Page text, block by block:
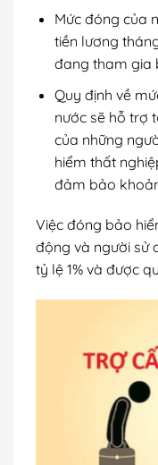
Mức đóng của
tiền lương
đang tham gia
Quy định về
nước sẽ hỗ trợ
của những
hiểm thất
đảm bảo
Việc đóng bảo
động và người sử
tỷ lệ 1% và được